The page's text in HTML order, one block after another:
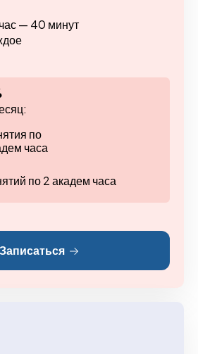
— 40 минут
по
часа
по 2 академ часа
Записаться